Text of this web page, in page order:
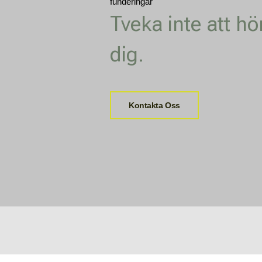
Tveka inte att
dig.
Kontakta Oss